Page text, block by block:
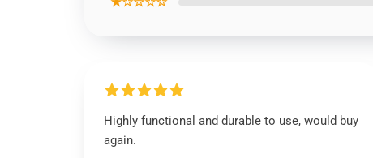
Highly functional and durable to use, would buy
again.